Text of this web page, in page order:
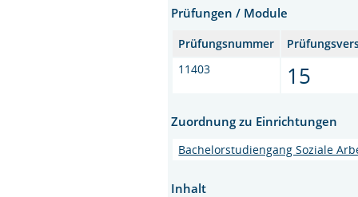
Prüfungen / Module
Prüfungsnummer
11403
15
Zuordnung zu Einrichtungen
Bachelorstudiengang Soziale
Inhalt